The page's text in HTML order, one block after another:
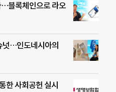
…블록체인으로 라오
넛…인도네시아의
한 사회공헌 실시